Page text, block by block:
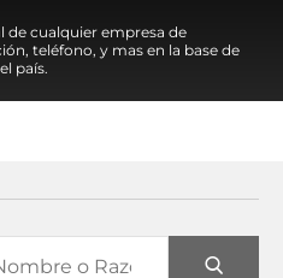
de cualquier empresa de
teléfono, y mas en la base de
país.